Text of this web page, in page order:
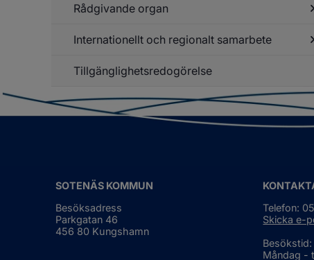
Rådgivande organ
Internationellt och regionalt samarbete
Tillgänglighetsredogörelse
SOTENÄS KOMMUN
Besöksadress
Parkgatan 46
456 80 Kungshamn
Telefon:
Skicka e-
Besökstid:
Måndag -